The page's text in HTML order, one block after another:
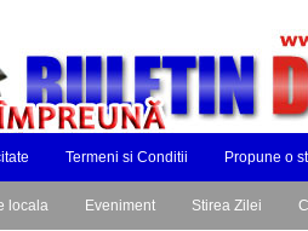
Termeni si Conditii Propune o
locala Eveniment Stirea Zilei